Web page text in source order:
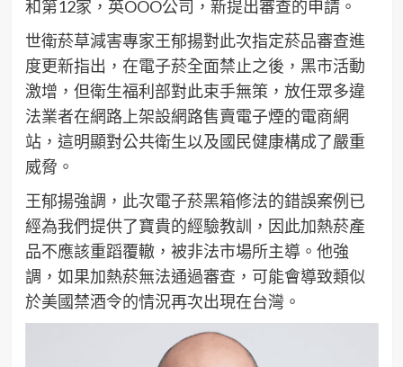
和第12家，英OOO公司，新提出審查的申請。
世衛菸草減害專家王郁揚對此次指定菸品審查進
度更新指出，在電子菸全面禁止之後，黑市活動
激增，但衛生福利部對此束手無策，放任眾多違
法業者在網路上架設網路售賣電子煙的電商網
站，這明顯對公共衛生以及國民健康構成了嚴重
威脅。
王郁揚強調，此次電子菸黑箱修法的錯誤案例已
經為我們提供了寶貴的經驗教訓，因此加熱菸產
品不應該重蹈覆轍，被非法市場所主導。他強
調，如果加熱菸無法通過審查，可能會導致類似
於美國禁酒令的情況再次出現在台灣。